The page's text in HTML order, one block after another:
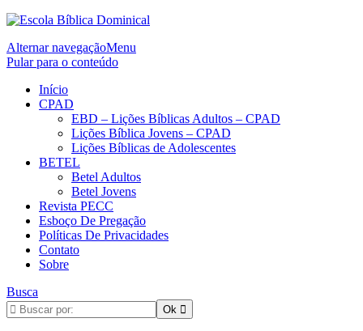
Alternar navegaçãoMenu
Pular para o conteúdo
Início
CPAD
EBD – Lições Bíblicas Adultos – CPAD
Lições Bíblica Jovens – CPAD
Lições Bíblicas de Adolescentes
BETEL
Betel Adultos
Betel Jovens
Revista PECC
Esboço De Pregação
Políticas De Privacidades
Contato
Sobre
Busca